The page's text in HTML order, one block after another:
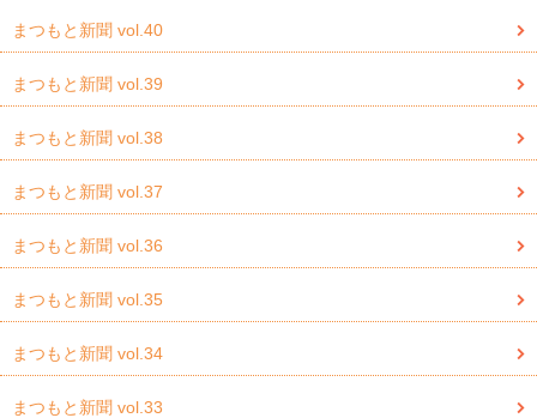
まつもと新聞 vol.40
まつもと新聞 vol.39
まつもと新聞 vol.38
まつもと新聞 vol.37
まつもと新聞 vol.36
まつもと新聞 vol.35
まつもと新聞 vol.34
まつもと新聞 vol.33